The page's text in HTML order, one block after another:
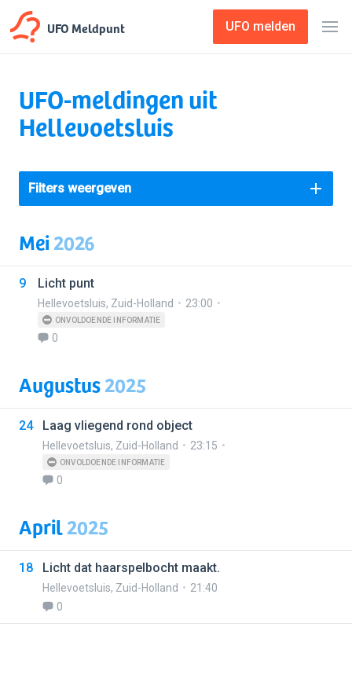
UFO Meldpunt UFO melden
UFO-meldingen uit
Hellevoetsluis
Filters weergeven
Mei2026
9 Licht punt
Hellevoetsluis, Zuid-Holland 23:00
ONVOLDOENDE INFORMATIE
0
Augustus2025
24 Laag vliegend rond object
Hellevoetsluis, Zuid-Holland 23:15
ONVOLDOENDE INFORMATIE
0
April2025
18 Licht dat haarspelbocht maakt.
Hellevoetsluis, Zuid-Holland
21:40
0